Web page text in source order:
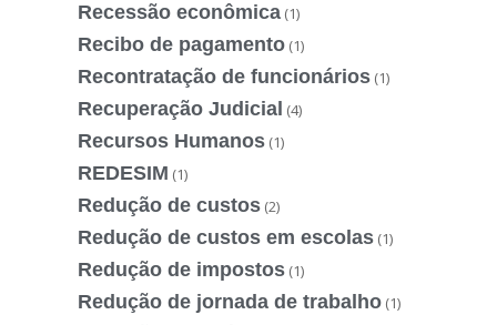
Recessão econômica (1)
Recibo de pagamento (1)
Recontratação de funcionários (1)
Recuperação Judicial (4)
Recursos Humanos (1)
REDESIM (1)
Redução de custos (2)
Redução de custos em escolas (1)
Redução de impostos (1)
Redução de jornada de trabalho (1)